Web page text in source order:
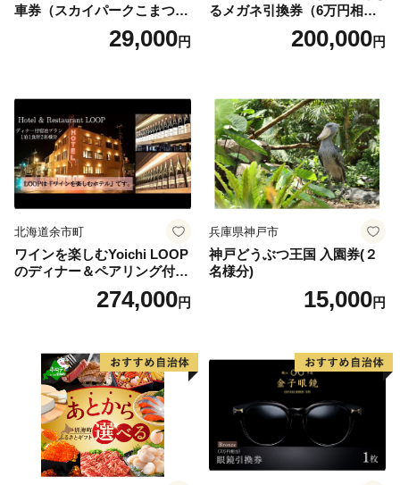
車券（スカイパークこまつ
翼） 駐車場 シャトルバスの
りばすぐ 石川県 小松市
29,000円
るメガネ引換券（6万円相
当） Platinum200,000円
北海道余市町
ワインを楽しむYoichi LOOP
のディナー＆ペアリング付宿
泊プラン＜デラックスツイン
274,000円
兵庫県神戸市
神戸どうぶつ王国 入園券(２
名様分)
15,000円